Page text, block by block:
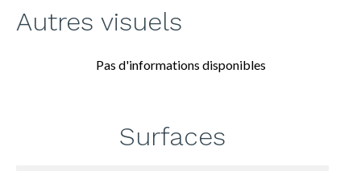
Autres visuels
Pas d'informations disponibles
Surfaces